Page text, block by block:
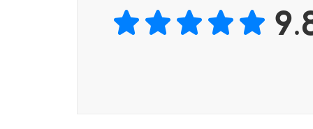
■ ‘최종점검’ 기출문제 CBT를 제공합니다.
실제 시험장이 궁금하세요? 시험장에 가기 전